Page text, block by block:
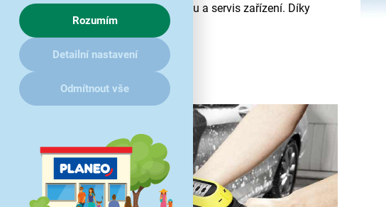
Rozumím
Detailní nastavení
Odmítnout vše
ale také usnadňuje montáž, údržbu a servis zařízení. Díky
a pohodlnější než kdy dříve.